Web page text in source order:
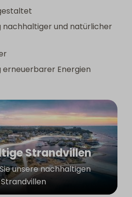
nachhaltiger und natürlicher
erneuerbarer Energien
Strandvillen
unsere nachhaltigen
Strandvillen